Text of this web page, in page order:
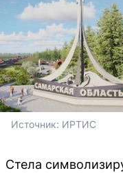
Источник: ИРТИС
Стела